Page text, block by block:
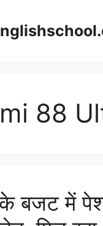
88
के बजट में